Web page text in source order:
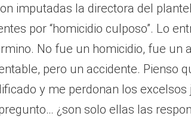
imputadas la directora del
por “homicidio culposo”. Lo
No fue un homicidio, fue un
pero un accidente. Pienso
y me perdonan los
¿son solo ellas las